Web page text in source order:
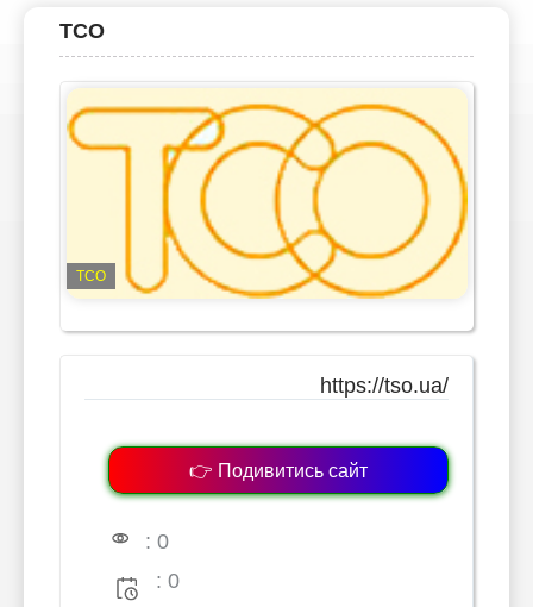
ТСО
ТСО
https://tso.ua/
👉 Подивитись сайт
: 0
: 0